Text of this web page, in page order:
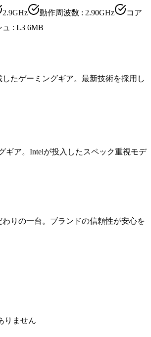
2.9GHz 動作周波数 : 2.90GHz
コア
ュ : L3 6MB
したゲーミングギア。最新技術を採用し
ギア。Intelが投入したスペック重視モデ
わりの一台。ブランドの信頼性が安心を
りません